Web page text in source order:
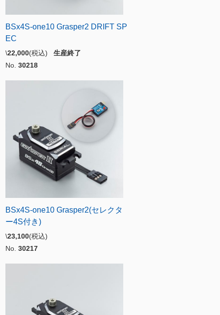
BSx4S-one10 Grasper2 DRIFT SP
EC
\22,000(税込) 生産終了
No. 30218
BSx4S-one10 Grasper2(セレクタ
ー4S付き)
\23,100(税込)
No. 30217